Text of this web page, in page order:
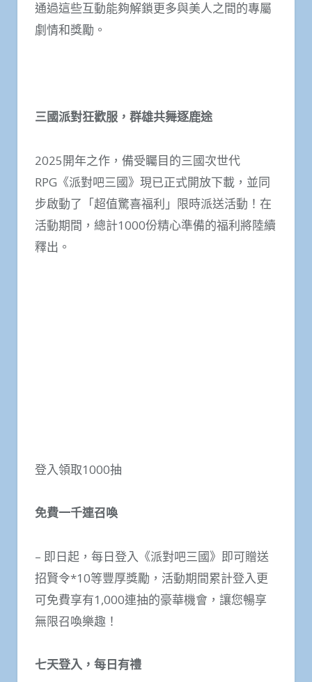
通過這些互動能夠解鎖更多與美人之間的專屬
劇情和獎勵。
三國派對狂歡服，群雄共舞逐鹿途
2025開年之作，備受矚目的三國次世代
RPG《派對吧三國》現已正式開放下載，並同
步啟動了「超值驚喜福利」限時派送活動！在
活動期間，總計1000份精心準備的福利將陸續
釋出。
登入領取1000抽
免費一千連召喚
– 即日起，每日登入《派對吧三國》即可贈送
招賢令*10等豐厚獎勵，活動期間累計登入更
可免費享有1,000連抽的豪華機會，讓您暢享
無限召喚樂趣！
七天登入，每日有禮